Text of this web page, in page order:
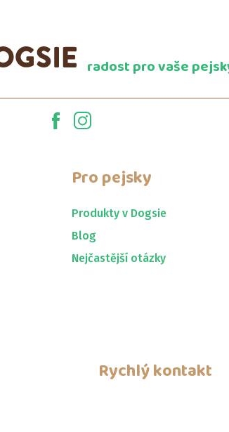
radost pro vaše
Pro pejsky
Produkty v Dogsie
Blog
Nejčastější otázky
Rychlý kontakt